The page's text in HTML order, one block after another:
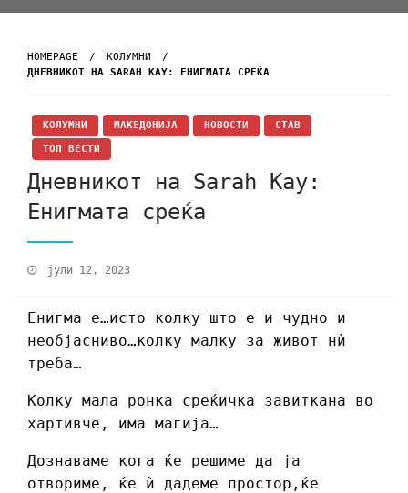
HOMEPAGE
KОЛУМНИ
ДНЕВНИКОТ НА SARAH KAY: ЕНИГМАТА СРЕЌА
KОЛУМНИ МАКЕДОНИЈА НОВОСТИ
СТАВ
ТОП ВЕСТИ
Дневникот на Sarah Kay:
Енигмата среќа
јули 12, 2023
Енигма е…исто колку што е и чудно и
необјасниво…колку малку за живот нѝ
треба…
Колку мала ронка среќичка завиткана во
хартивче, има магија…
Дознаваме кога ќе решиме да ја
отвориме, ќе ѝ дадеме простор,ќе